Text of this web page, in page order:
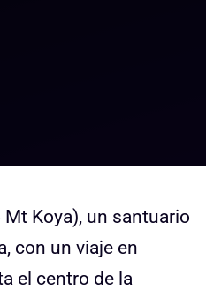
Koya), un santuario
con un viaje en
el centro de la